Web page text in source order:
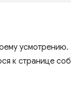
усмотрению.
к странице